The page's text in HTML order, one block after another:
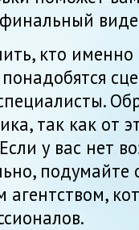
кто именно
так как от
у вас нет
подумайте